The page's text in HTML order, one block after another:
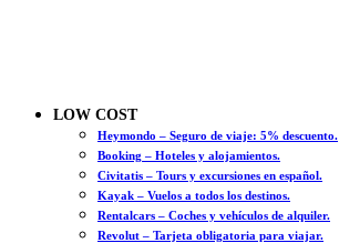
LOW COST
Heymondo – Seguro de viaje: 5% descuento.
Booking – Hoteles y alojamientos.
Civitatis – Tours y excursiones en español.
Kayak – Vuelos a todos los destinos.
Rentalcars – Coches y vehículos de alquiler.
Revolut – Tarjeta obligatoria para viajar.